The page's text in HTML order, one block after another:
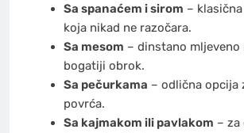
Sa spanaćem i sirom –
koja nikad ne razočara.
Sa mesom – dinstano mljeveno
bogatiji obrok.
Sa pečurkama – odlična opcija
povrća.
Sa kajmakom ili pavlakom – za